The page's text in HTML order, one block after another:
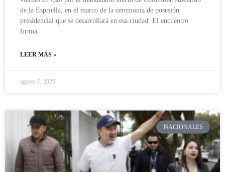
de la Espriella, en el marco de la ceremonia de posesión
presidencial que se desarrollará en esa ciudad. El encuentro
forma
LEER MÁS »
agosto 7, 2026
NACIONALES